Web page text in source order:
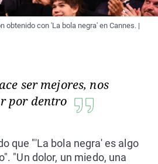
obtenido con 'La bola negra' en Cannes. |
ser mejores, nos
por dentro
que "'La bola negra' es algo
"Un dolor, un miedo, una